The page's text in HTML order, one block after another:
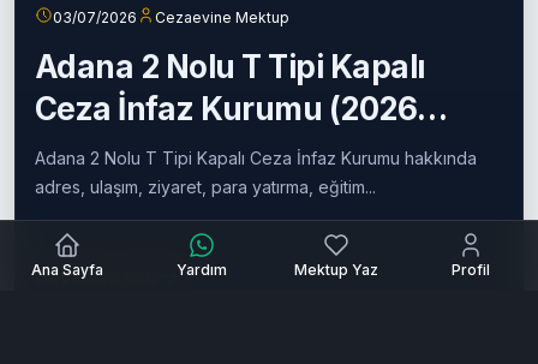
Ana Sayfa Yardım Mektup Yaz Profil
03/07/2026 Cezaevine Mektup
Adana 2 Nolu T Tipi Kapalı
Ceza İnfaz Kurumu (2026
Güncel Rehber)
Adana 2 Nolu T Tipi Kapalı Ceza İnfaz Kurumu hakkında
adres, ulaşım, ziyaret, para yatırma, eğitim...
Devamını oku